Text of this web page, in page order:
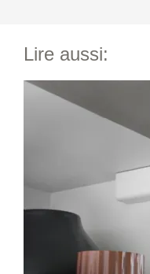
Lire aussi: